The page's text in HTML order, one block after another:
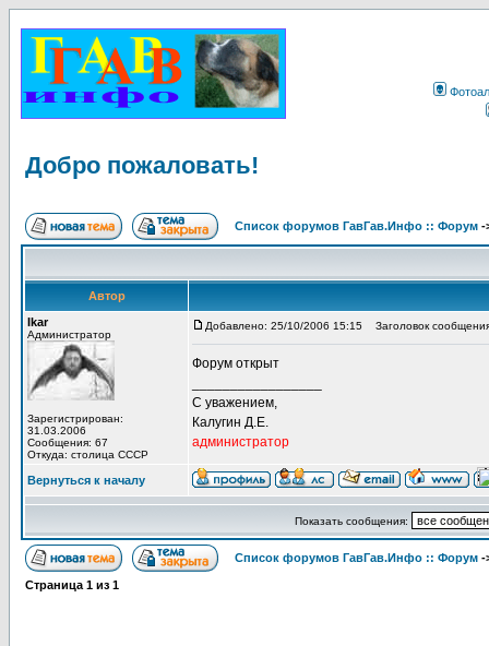
Добро пожаловать!
Список форумов ГавГав.Инфо :: Форум -
Автор
Ikar
Администратор
Зарегистрирован:
31.03.2006
Сообщения: 67
Откуда: столица СССР
Добавлено: 25/10/2006 15:15 Заголовок
Форум открыт
С уважением,
Калугин Д.Е.
администратор
Вернуться к началу
Показать сообщения:
Список форумов ГавГав.Инфо :: Форум -
Страница 1 из 1